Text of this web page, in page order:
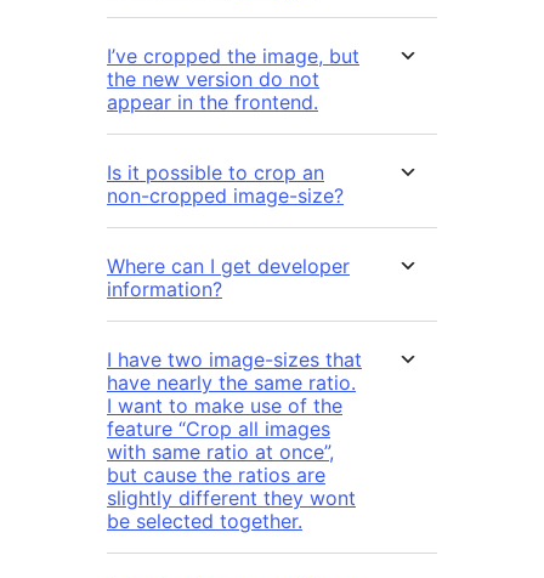
I’ve cropped the image, but
the new version do not
appear in the frontend.
Is it possible to crop an
non-cropped image-size?
Where can I get developer
information?
I have two image-sizes that
have nearly the same ratio.
I want to make use of the
feature “Crop all images
with same ratio at once”,
but cause the ratios are
slightly different they wont
be selected together.